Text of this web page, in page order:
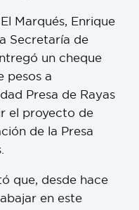
Marqués, Enrique
Secretaría de
un cheque
pesos a
Presa de Rayas
el proyecto de
de la Presa
que, desde hace
en este